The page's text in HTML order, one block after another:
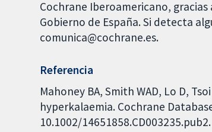
Cochrane Iberoamericano,
Gobierno de España. Si detecta
comunica@cochrane.es.
Referencia
Mahoney BA, Smith WAD, Lo D,
hyperkalaemia. Cochrane
10.1002/14651858.CD003235.pub2.